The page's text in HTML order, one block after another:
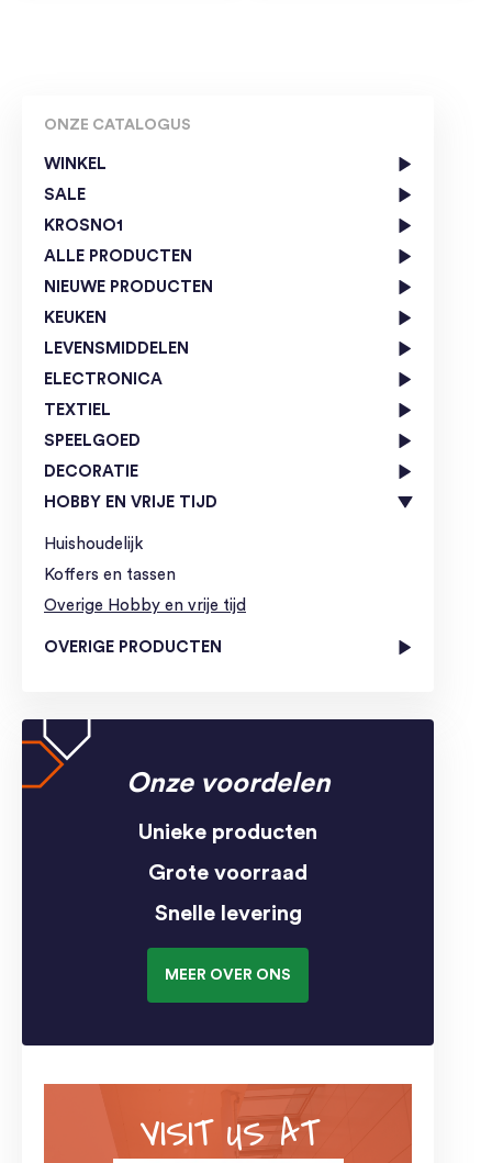
ONZE CATALOGUS
WINKEL
SALE
KROSNO1
ALLE PRODUCTEN
NIEUWE PRODUCTEN
KEUKEN
LEVENSMIDDELEN
ELECTRONICA
TEXTIEL
SPEELGOED
DECORATIE
HOBBY EN VRIJE TIJD
Huishoudelijk
Koffers en tassen
Overige Hobby en vrije tijd
OVERIGE PRODUCTEN
Onze voordelen
Unieke producten
Grote voorraad
Snelle levering
MEER OVER ONS
VISIT US AT